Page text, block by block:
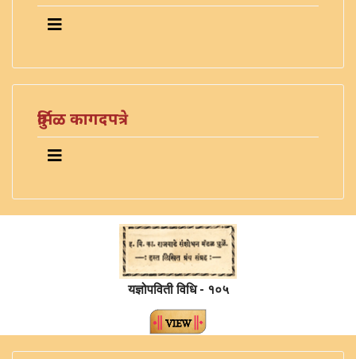
दुर्मिळ कागदपत्रे
यज्ञोपविती विधि - १०५